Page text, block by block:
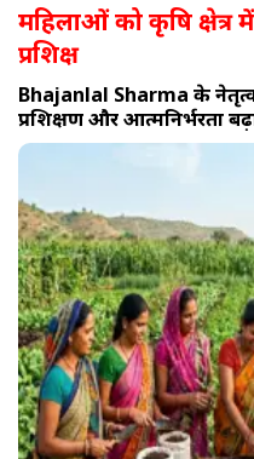
महिलाओं को कृषि क्षेत्र
प्रशिक्ष
Bhajanlal Sharma के
प्रशिक्षण और आत्मनिर्भरता